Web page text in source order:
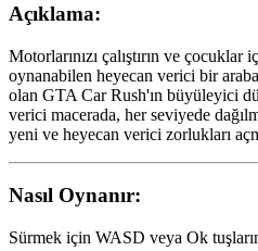
Açıklama:
Motorlarınızı çalıştırın ve
oynanabilen heyecan verici bir
olan GTA Car Rush'ın büyüleyici
verici macerada, her seviyede
yeni ve heyecan verici zorlukları
Nasıl Oynanır:
Sürmek için WASD veya Ok